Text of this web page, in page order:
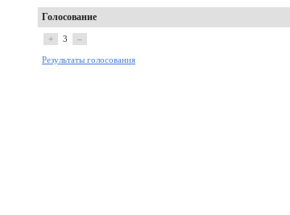
Голосование
+ 3 –
Результаты голосования